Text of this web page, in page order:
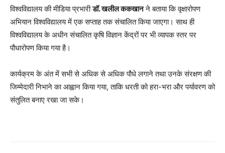
विश्वविद्यालय की मीडिया प्रभारीडॉ. खलील ककखानने बताया कि वृक्षारोपण
अभियान विश्वविद्यालय में एक सप्ताह तक संचालित किया जाएगा। साथ ही
विश्वविद्यालय के अधीन संचालित कृषि विज्ञान केंद्रों पर भी व्यापक स्तर पर
पौधारोपण किया गया है।
कार्यक्रम के अंत में सभी से अधिक से अधिक पौधे लगाने तथा उनके संरक्षण की
जिम्मेदारी निभाने का आह्वान किया गया, ताकि धरती को हरा-भरा और पर्यावरण को
संतुलित बनाए रखा जा सके।